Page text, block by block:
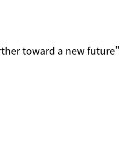
toward a new future"